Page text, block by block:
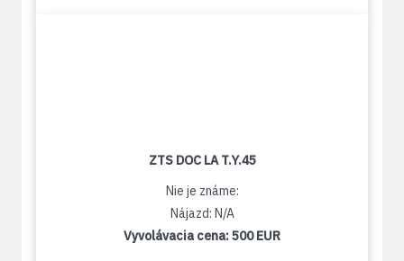
ZTS DOC LA T.Y.45
Nie je známe:
Nájazd: N/A
Vyvolávacia cena:500 EUR